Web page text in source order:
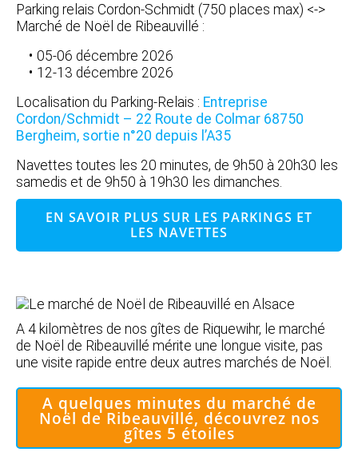
Parking relais Cordon-Schmidt (750 places max) <->
Marché de Noël de Ribeauvillé :
05-06 décembre 2026
12-13 décembre 2026
Localisation du Parking-Relais : Entreprise
Cordon/Schmidt – 22 Route de Colmar 68750
Bergheim, sortie n°20 depuis l’A35
Navettes toutes les 20 minutes, de 9h50 à 20h30 les
samedis et de 9h50 à 19h30 les dimanches.
EN SAVOIR PLUS SUR LES PARKINGS ET
LES NAVETTES
A 4 kilomètres de nos gîtes de Riquewihr, le marché
de Noël de Ribeauvillé mérite une longue visite, pas
une visite rapide entre deux autres marchés de Noël.
A quelques minutes du marché de
Noël de Ribeauvillé, découvrez nos
gîtes 5 étoiles